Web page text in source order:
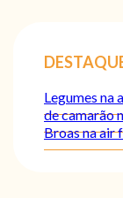
Legumes na
de camarão
Broas na air